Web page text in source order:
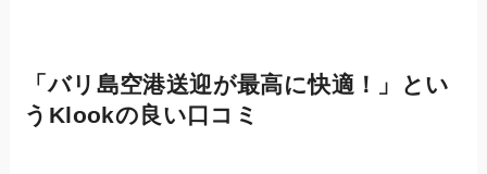
「バリ島空港送迎が最高に快適！
」とい
うKlookの良い口コミ